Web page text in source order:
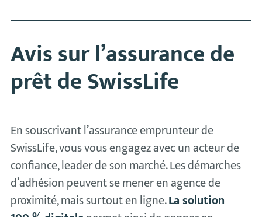
Avis sur l’assurance de
prêt de SwissLife
En souscrivant l’assurance emprunteur de
SwissLife, vous vous engagez avec un acteur de
confiance, leader de son marché. Les démarches
d’adhésion peuvent se mener en agence de
proximité, mais surtout en ligne.La solution